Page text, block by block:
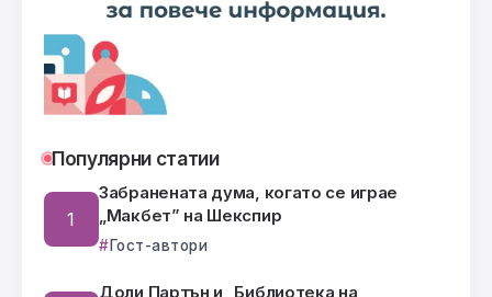
Популярни статии
Забранената дума, когато се играе
„Макбет” на Шекспир
Гост-автори
Доли Партън и „Библиотека на